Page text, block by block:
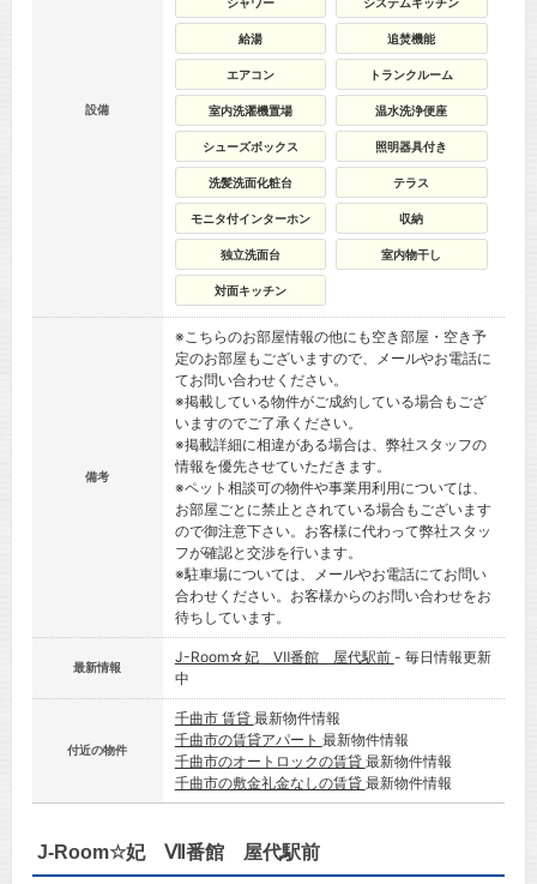
設備
給湯 追焚機能
エアコン トランクルーム
室内洗濯機置場 温水洗浄便座
シューズボックス 照明器具付き
洗髪洗面化粧台 テラス
モニタ付インターホン 収納
独立洗面台 室内物干し
対面キッチン
備考
※こちらのお部屋情報の他にも空き部屋・空き予
定のお部屋もございますので、メールやお電話に
てお問い合わせください。
※掲載している物件がご成約している場合もござ
いますのでご了承ください。
※掲載詳細に相違がある場合は、弊社スタッフの
情報を優先させていただきます。
※ペット相談可の物件や事業用利用については、
お部屋ごとに禁止とされている場合もございます
ので御注意下さい。お客様に代わって弊社スタッ
フが確認と交渉を行います。
※駐車場については、メールやお電話にてお問い
合わせください。お客様からのお問い合わせをお
待ちしています。
最新情報
J-Room☆妃 Ⅶ番館 屋代駅前 - 毎日情報更新
中
付近の物件
千曲市 賃貸 最新物件情報
千曲市の賃貸アパート 最新物件情報
千曲市のオートロックの賃貸 最新物件情報
千曲市の敷金礼金なしの賃貸 最新物件情報
J-Room☆妃 Ⅶ番館 屋代駅前